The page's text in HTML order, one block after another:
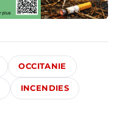
OCCITANIE
INCENDIES